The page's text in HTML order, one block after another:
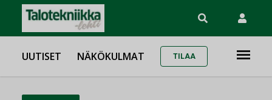
UUTISET NÄKÖKULMAT TILAA